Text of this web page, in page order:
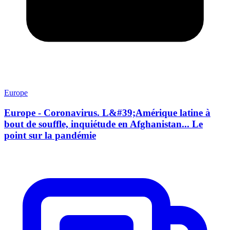
Europe
Europe - Coronavirus. L&#39;Amérique latine à
bout de souffle, inquiétude en Afghanistan... Le
point sur la pandémie